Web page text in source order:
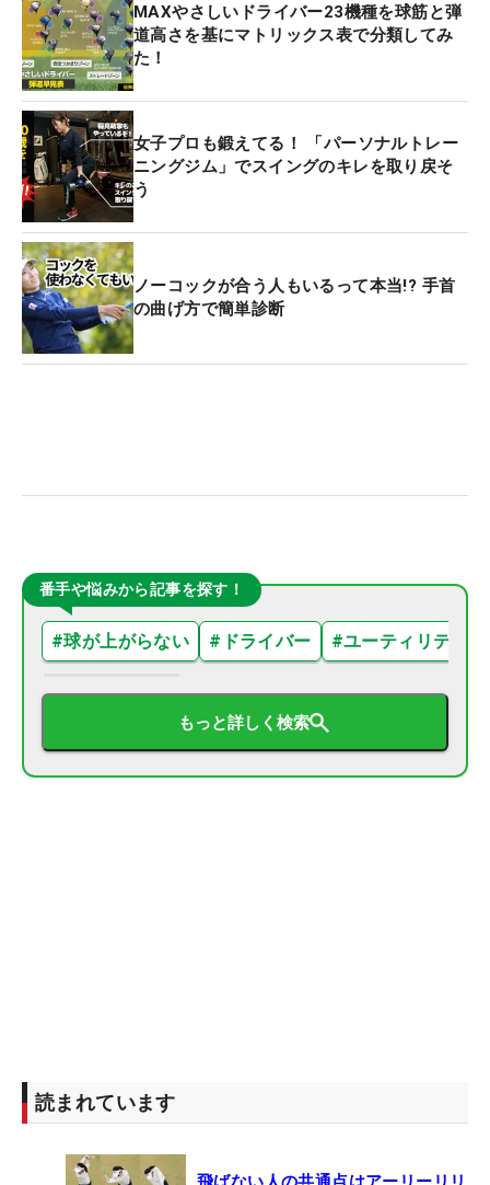
MAXやさしいドライバー23機種を球筋と弾
道高さを基にマトリックス表で分類してみ
た！
女子プロも鍛えてる！ 「パーソナルトレー
ニングジム」でスイングのキレを取り戻そ
う
ノーコックが合う人もいるって本当!? 手首
の曲げ方で簡単診断
番手や悩みから記事を探す！
#球が上がらない # ドライバー #ユーティリティ
もっと詳しく検索
読まれています